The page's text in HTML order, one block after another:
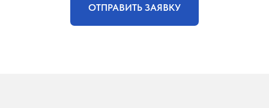
ОТПРАВИТЬ ЗАЯВКУ